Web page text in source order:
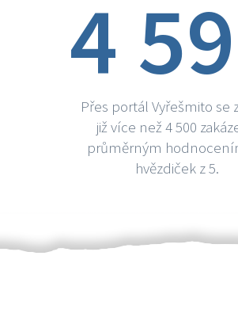
4
Přes portál Vyřešmito se
již více než 4 500
průměrným
hvězdiček z 5.